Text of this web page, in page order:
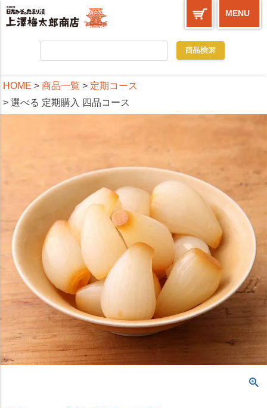
MENU
HOME 商品一覧
定期コース
選べる 定期購入 四品コース